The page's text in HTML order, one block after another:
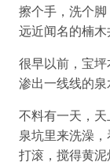
擦个手，洗个
远近闻名的楠木
很早以前，宝
渗出一线线的泉
不料有一天，
泉坑里来洗澡
打滚，搅得黄泥